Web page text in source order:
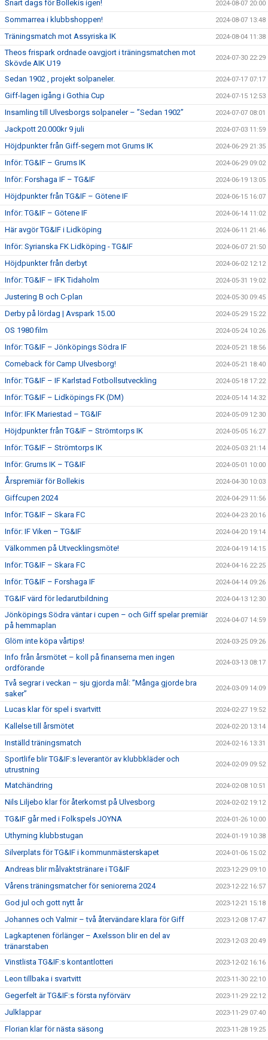
Snart dags för Bollekis igen! 2024-08-07 20:00
Sommarrea i klubbshoppen! 2024-08-07 13:48
Träningsmatch mot Assyriska IK 2024-08-04 11:38
Theos frispark ordnade oavgjort i träningsmatchen mot
Skövde AIK U19
2024-07-30 22:29
Sedan 1902 , projekt solpaneler. 2024-07-17 07:17
Giff-lagen igång i Gothia Cup 2024-07-15 12:53
Insamling till Ulvesborgs solpaneler – ”Sedan 1902” 2024-07-07 08:01
Jackpott 20.000kr 9 juli 2024-07-03 11:59
Höjdpunkter från Giff-segern mot Grums IK 2024-06-29 21:35
Inför: TG&IF – Grums IK 2024-06-29 09:02
Inför: Forshaga IF – TG&IF 2024-06-19 13:05
Höjdpunkter från TG&IF – Götene IF 2024-06-15 16:07
Inför: TG&IF – Götene IF 2024-06-14 11:02
Här avgör TG&IF i Lidköping 2024-06-11 21:46
Inför: Syrianska FK Lidköping - TG&IF 2024-06-07 21:50
Höjdpunkter från derbyt 2024-06-02 12:12
Inför: TG&IF – IFK Tidaholm 2024-05-31 19:02
Justering B och C-plan 2024-05-30 09:45
Derby på lördag | Avspark 15.00 2024-05-29 15:22
OS 1980 film 2024-05-24 10:26
Inför: TG&IF – Jönköpings Södra IF 2024-05-21 18:56
Comeback för Camp Ulvesborg! 2024-05-21 18:40
Inför: TG&IF – IF Karlstad Fotbollsutveckling 2024-05-18 17:22
Inför: TG&IF – Lidköpings FK (DM) 2024-05-14 14:32
Inför: IFK Mariestad – TG&IF 2024-05-09 12:30
Höjdpunkter från TG&IF – Strömtorps IK 2024-05-05 16:27
Inför: TG&IF – Strömtorps IK 2024-05-03 21:14
Inför: Grums IK – TG&IF 2024-05-01 10:00
Årspremiär för Bollekis 2024-04-30 10:03
Giffcupen 2024 2024-04-29 11:56
Inför: TG&IF – Skara FC 2024-04-23 20:16
Inför: IF Viken – TG&IF 2024-04-20 19:14
Välkommen på Utvecklingsmöte! 2024-04-19 14:15
Inför: TG&IF – Skara FC 2024-04-16 22:25
Inför: TG&IF – Forshaga IF 2024-04-14 09:26
TG&IF värd för ledarutbildning 2024-04-13 12:30
Jönköpings Södra väntar i cupen – och Giff spelar premiär
på hemmaplan
2024-04-07 14:59
Glöm inte köpa vårtips! 2024-03-25 09:26
Info från årsmötet – koll på finanserna men ingen
ordförande
2024-03-13 08:17
Två segrar i veckan – sju gjorda mål: ”Många gjorde bra
saker”
2024-03-09 14:09
Lucas klar för spel i svartvitt 2024-02-27 19:52
Kallelse till årsmötet 2024-02-20 13:14
Inställd träningsmatch 2024-02-16 13:31
Sportlife blir TG&IF:s leverantör av klubbkläder och
utrustning
2024-02-09 09:52
Matchändring 2024-02-08 10:51
Nils Liljebo klar för återkomst på Ulvesborg 2024-02-02 19:12
TG&IF går med i Folkspels JOYNA 2024-01-26 10:00
Uthyrning klubbstugan 2024-01-19 10:38
Silverplats för TG&IF i kommunmästerskapet 2024-01-06 15:02
Andreas blir målvaktstränare i TG&IF 2023-12-29 09:10
Vårens träningsmatcher för seniorerna 2024 2023-12-22 16:57
God jul och gott nytt år 2023-12-21 15:18
Johannes och Valmir – två återvändare klara för Giff 2023-12-08 17:47
Lagkaptenen förlänger – Axelsson blir en del av
tränarstaben
2023-12-03 20:49
Vinstlista TG&IF:s kontantlotteri 2023-12-02 16:16
Leon tillbaka i svartvitt 2023-11-30 22:10
Gegerfelt är TG&IF:s första nyförvärv 2023-11-29 22:12
Julklappar 2023-11-29 07:40
Florian klar för nästa säsong 2023-11-28 19:25